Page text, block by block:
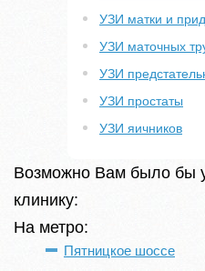
УЗИ матки и
УЗИ маточных
УЗИ
УЗИ простаты
УЗИ яичников
Возможно Вам было бы
клинику:
На метро:
Пятницкое шоссе